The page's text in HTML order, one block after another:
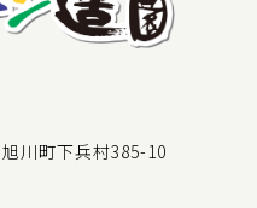
川町下兵村385-10